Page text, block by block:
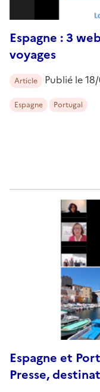
Espagne : 3
voyages
Article Publié le
Espagne Portugal
​Espagne et
Presse,